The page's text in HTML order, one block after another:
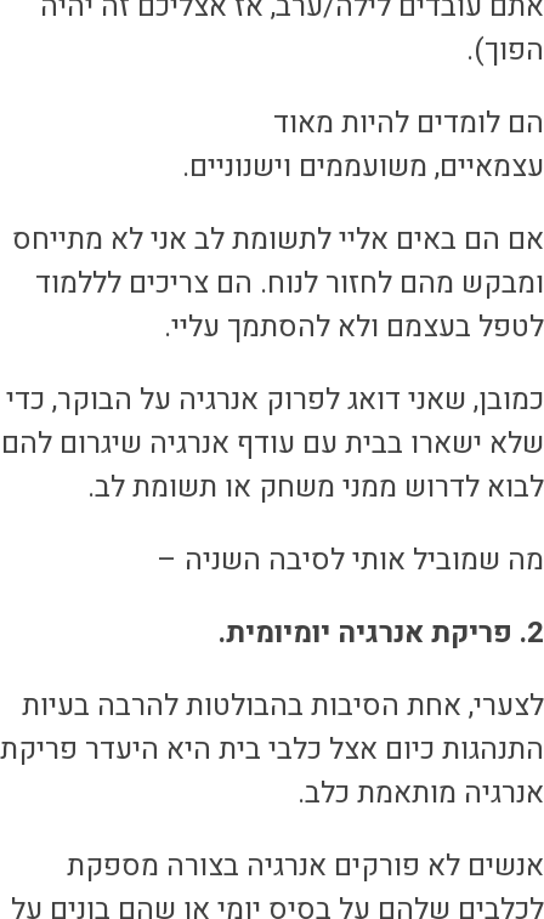
לומדים להיות מאוד
משועממים וישנוניים.
הם באים אליי לתשומת לב אני לא מתייחס
מהם לחזור לנוח. הם צריכים לללמוד
בעצמם ולא להסתמך עליי.
שאני דואג לפרוק אנרגיה על הבוקר, כדי
ישארו בבית עם עודף אנרגיה שיגרום להם
לדרוש ממני משחק או תשומת לב.
שמוביל אותי לסיבה השניה –
אחת הסיבות בהבולטות להרבה בעיות
כיום אצל כלבי בית היא היעדר פריקת
מותאמת כלב.
לא פורקים אנרגיה בצורה מספקת
שלהם על בסיס יומי או שהם בונים על